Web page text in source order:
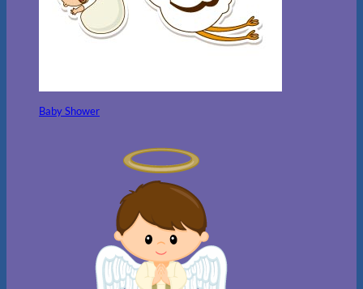
Baby Shower